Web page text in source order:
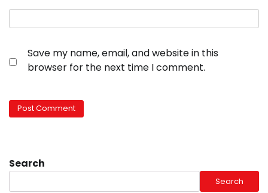
Save my name, email, and website in this
browser for the next time I comment.
Search
Search